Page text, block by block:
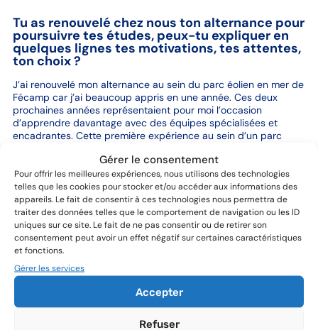
Gérer le consentement
Pour offrir les meilleures expériences, nous utilisons des technologies
telles que les cookies pour stocker et/ou accéder aux informations des
appareils. Le fait de consentir à ces technologies nous permettra de
traiter des données telles que le comportement de navigation ou les ID
uniques sur ce site. Le fait de ne pas consentir ou de retirer son
consentement peut avoir un effet négatif sur certaines caractéristiques
et fonctions.
Gérer les services
Accepter
Refuser
Tu as renouvelé chez nous ton alternance pour
poursuivre tes études, peux-tu expliquer en
quelques lignes tes motivations, tes attentes,
ton choix ?
J’ai renouvelé mon alternance au sein du parc éolien en mer de
Fécamp car j’ai beaucoup appris en une année. Ces deux
prochaines années représentaient pour moi l’occasion
d’apprendre davantage avec des équipes spécialisées et
encadrantes. Cette première expérience au sein d’un parc
avec des intervenants extérieurs, cela me permet de découvrir
le fonctionnement d’autres entreprises et de découvrir des
métiers dont j’ignorais l’existence.
Quel est ton rythme d’alternance ?
Mon rythme d’alternance est de 1 semaine d’école par mois.
Quelles sont tes missions ? Lesquelles
préfères tu ? Et quelle mission t’as le plus
surpris (en lien avec l’éolien en mer) ou te
diffère des autres élèves de ton cursus